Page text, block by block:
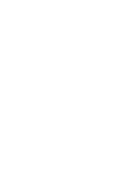
った